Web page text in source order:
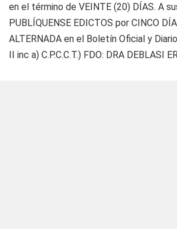
en el término de VEINTE (20) DÍAS. A
PUBLÍQUENSE EDICTOS por CINCO
ALTERNADA en el Boletín Oficial y
II inc a) C.P.C.C.T.) FDO: DRA DEBLASI